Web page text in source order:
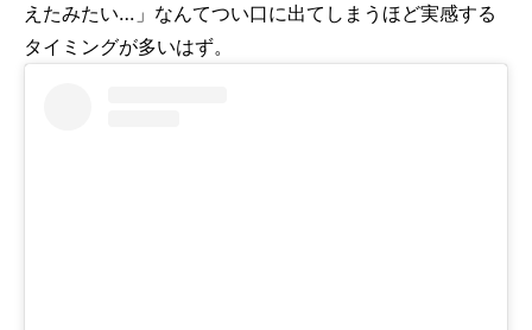
えたみたい…」なんてつい口に出てしまうほど実感する
タイミングが多いはず。